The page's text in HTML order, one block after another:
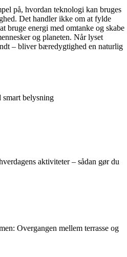
på, hvordan teknologi kan bruges
Det handler ikke om at fylde
bruge energi med omtanke og skabe
og planeten. Når lyset
– bliver bæredygtighed en naturlig
belysning
aktiviteter – sådan gør du
Overgangen mellem terrasse og